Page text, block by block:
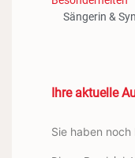
Sängerin &
Ihre aktuelle
Sie haben